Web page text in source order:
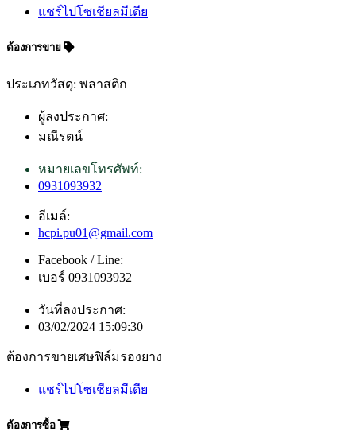
แชร์ไปโซเชียลมีเดีย
ต้องการขาย
ประเภทวัสดุ: พลาสติก
ผู้ลงประกาศ:
มณีรตน์
หมายเลขโทรศัพท์:
0931093932
อีเมล์:
hcpi.pu01@gmail.com
Facebook / Line:
เบอร์ 0931093932
วันที่ลงประกาศ:
03/02/2024 15:09:30
ต้องการขายเศษฟิล์มรองยาง
แชร์ไปโซเชียลมีเดีย
ต้องการซื้อ